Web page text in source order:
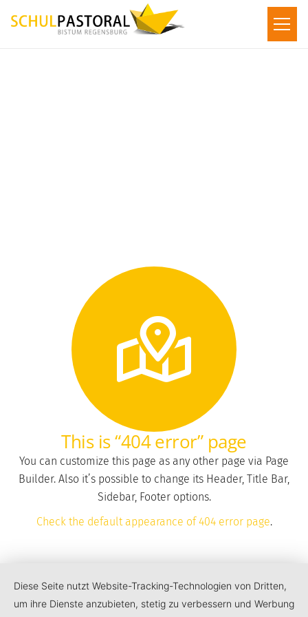
This is “404 error” page
You can customize this page as any other page via Page
Builder. Also it’s possible to change its Header, Title Bar,
Sidebar, Footer options.
Check the default appearance of 404 error page.
Diese Seite nutzt Website-Tracking-Technologien von Dritten,
um ihre Dienste anzubieten, stetig zu verbessern und Werbung